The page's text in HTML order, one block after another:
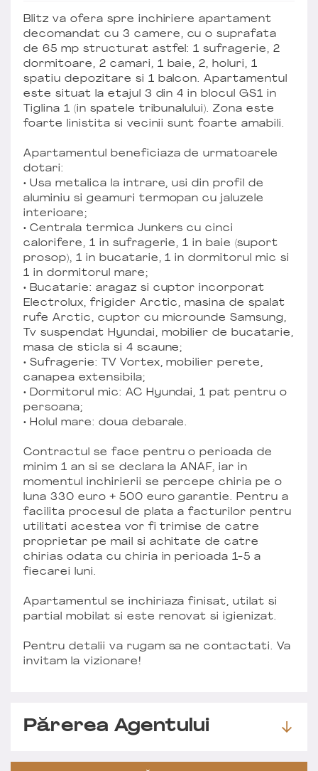
Blitz va ofera spre inchiriere apartament
decomandat cu 3 camere, cu o suprafata
de 65 mp structurat astfel: 1 sufragerie, 2
dormitoare, 2 camari, 1 baie, 2, holuri, 1
spatiu depozitare si 1 balcon. Apartamentul
este situat la etajul 3 din 4 in blocul GS1 in
Tiglina 1 (in spatele tribunalului). Zona este
foarte linistita si vecinii sunt foarte amabili.
Apartamentul beneficiaza de urmatoarele
dotari:
• Usa metalica la intrare, usi din profil de
aluminiu si geamuri termopan cu jaluzele
interioare;
• Centrala termica Junkers cu cinci
calorifere, 1 in sufragerie, 1 in baie (suport
prosop), 1 in bucatarie, 1 in dormitorul mic si
1 in dormitorul mare;
• Bucatarie: aragaz si cuptor incorporat
Electrolux, frigider Arctic, masina de spalat
rufe Arctic, cuptor cu microunde Samsung,
Tv suspendat Hyundai, mobilier de bucatarie,
masa de sticla si 4 scaune;
• Sufragerie: TV Vortex, mobilier perete,
canapea extensibila;
• Dormitorul mic: AC Hyundai, 1 pat pentru o
persoana;
• Holul mare: doua debarale.
Contractul se face pentru o perioada de
minim 1 an si se declara la ANAF, iar in
momentul inchirierii se percepe chiria pe o
luna 330 euro + 500 euro garantie. Pentru a
facilita procesul de plata a facturilor pentru
utilitati acestea vor fi trimise de catre
proprietar pe mail si achitate de catre
chirias odata cu chiria in perioada 1-5 a
fiecarei luni.
Apartamentul se inchiriaza finisat, utilat si
partial mobilat si este renovat si igienizat.
Pentru detalii va rugam sa ne contactati. Va
invitam la vizionare!
Părerea Agentului